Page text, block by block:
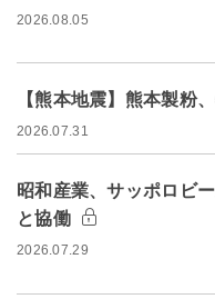
2026.08.05
【熊本地震】熊本製粉
2026.07.31
昭和産業、サッポロビ
と協働
2026.07.29